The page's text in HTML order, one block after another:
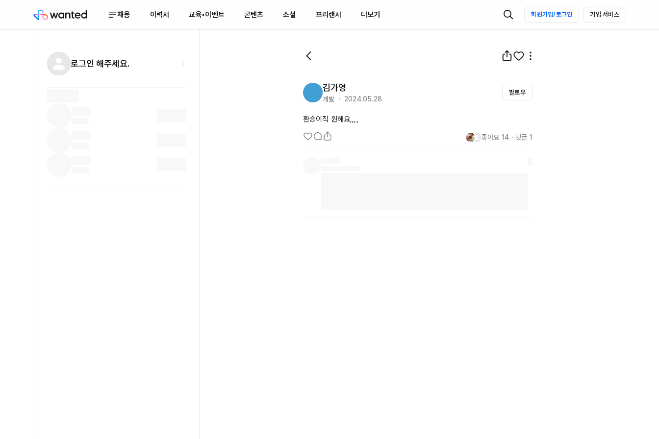
채용 이력서 교육•이벤트 콘텐츠 소셜 프리랜서 더보기 회원가입/로그인 기업 서비스
로그인 해주세요.
김가영
개발 ・ 2024.05.28
팔로우
환승이직 원해요,,,,
좋아요 14・ 댓글 1